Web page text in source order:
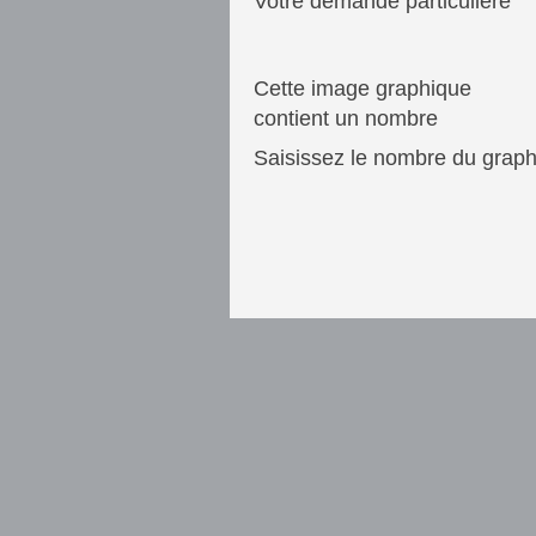
Cette image graphique
contient un nombre
Saisissez le nombre du